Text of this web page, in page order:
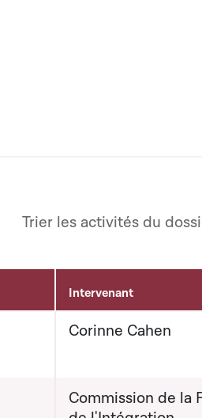
Trier les activités du
Intervenant
Corinne Cahen
Commission de la